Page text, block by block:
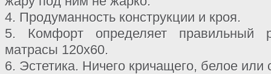
4. Продуманность конструкции и кроя.
5. Комфорт определяет правильный
матрасы 120х60.
6. Эстетика. Ничего кричащего, белое или